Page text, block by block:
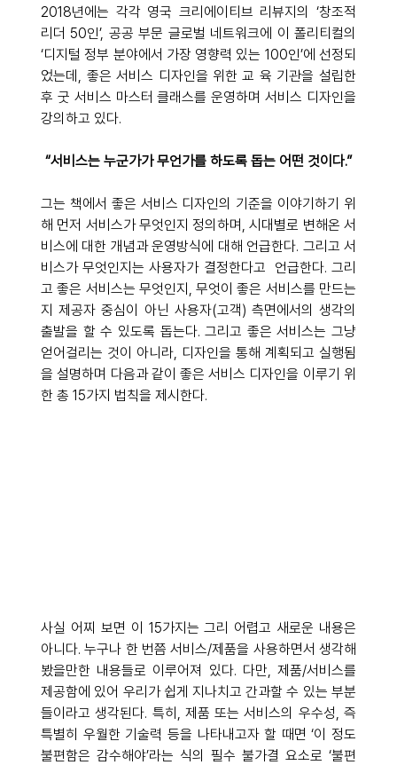
2018년에는 각각 영국 크리에이티브 리뷰지의 ‘창조적
리더 50인’, 공공 부문 글로벌 네트워크에 이 폴리티컬의
‘디지털 정부 분야에서 가장 영향력 있는 100인’에 선정되
었는데, 좋은 서비스 디자인을 위한 교 육 기관을 설립한
후 굿 서비스 마스터 클래스를 운영하며 서비스 디자인을
강의하고 있다.
“서비스는 누군가가 무언가를 하도록 돕는 어떤 것이다.”
그는 책에서 좋은 서비스 디자인의 기준을 이야기하기 위
해 먼저 서비스가 무엇인지 정의하며, 시대별로 변해온 서
비스에 대한 개념과 운영방식에 대해 언급한다. 그리고 서
비스가 무엇인지는 사용자가 결정한다고  언급한다. 그리
고 좋은 서비스는 무엇인지, 무엇이 좋은 서비스를 만드는
지 제공자 중심이 아닌 사용자(고객) 측면에서의 생각의
출발을 할 수 있도록 돕는다. 그리고 좋은 서비스는 그냥
얻어걸리는 것이 아니라, 디자인을 통해 계획되고 실행됨
을 설명하며 다음과 같이 좋은 서비스 디자인을 이루기 위
한 총 15가지 법칙을 제시한다.
사실 어찌 보면 이 15가지는 그리 어렵고 새로운 내용은
아니다. 누구나 한 번쯤 서비스/제품을 사용하면서 생각해
봤을만한 내용들로 이루어져 있다. 다만, 제품/서비스를
제공함에 있어 우리가 쉽게 지나치고 간과할 수 있는 부분
들이라고 생각된다. 특히, 제품 또는 서비스의 우수성, 즉
특별히 우월한 기술력 등을 나타내고자 할 때면 ‘이 정도
불편함은 감수해야’라는 식의 필수 불가결 요소로 ‘불편